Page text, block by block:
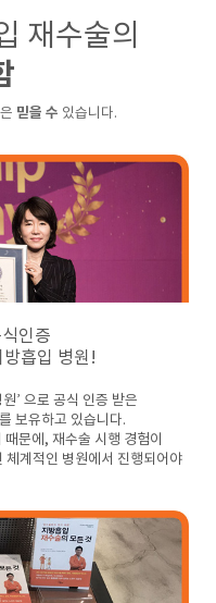
재수술의
믿을 수 있습니다.
인증
방흡입 병원!
’ 으로 공식 인증 받은
보유하고 있습니다.
문에, 재수술 시행 경험이
계적인 병원에서 진행되어야